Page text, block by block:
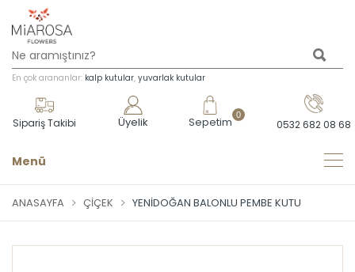
En çok arananlar: kalp kutular, yuvarlak kutular
Sipariş Takibi Üyelik Sepetim 0
0532 682 08 68
Menü
ANASAYFA ÇIÇEK YENIDOĞAN BALONLU PEMBE KUTU